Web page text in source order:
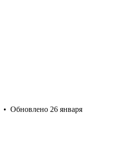
• Обновлено 26 января